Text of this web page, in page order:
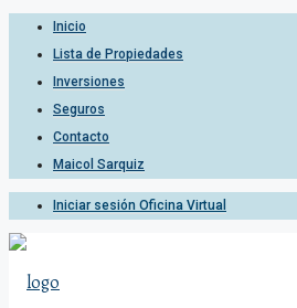
Inicio
Lista de Propiedades
Inversiones
Seguros
Contacto
Maicol Sarquiz
Iniciar sesión Oficina Virtual